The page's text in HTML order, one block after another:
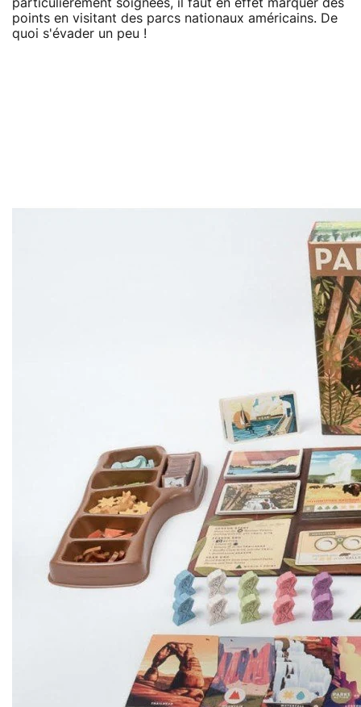
particulièrement soignées, il faut en effet marquer des
points en visitant des parcs nationaux américains. De
quoi s'évader un peu !